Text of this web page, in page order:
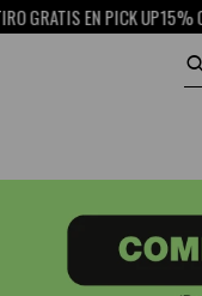
GRATIS EN PICK UP15%